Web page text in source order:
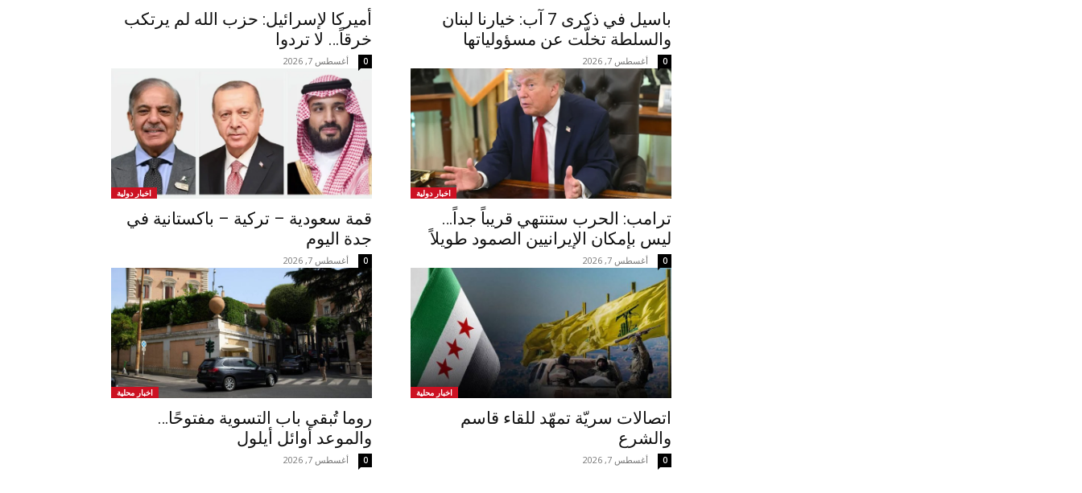
باسيل في ذكرى 7 آب: خيارنا لبنان
والسلطة تخلّت عن مسؤولياتها
أغسطس 7, 2026 0
أميركا لإسرائيل: حزب الله لم يرتكب
خرقاً… لا تردوا
أغسطس 7, 2026 0
اخبار دولية
ترامب: الحرب ستنتهي قريباً جداً…
ليس بإمكان الإيرانيين الصمود طويلاً
أغسطس 7, 2026 0
اخبار دولية
قمة سعودية – تركية – باكستانية في
جدة اليوم
أغسطس 7, 2026 0
اخبار محلية
اتصالات سريّة تمهّد للقاء قاسم
والشرع
أغسطس 7, 2026 0
اخبار محلية
روما تُبقي باب التسوية مفتوحًا…
والموعد أوائل أيلول
أغسطس 7, 2026 0